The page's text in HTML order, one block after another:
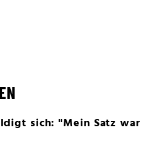
sich: "Mein Satz war